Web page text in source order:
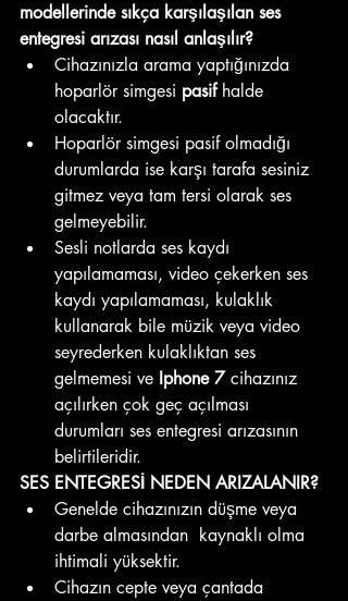
modellerinde sıkça karşılaşılan ses
entegresi arızası nasıl anlaşılır?
Cihazınızla arama yaptığınızda
hoparlör simgesi pasif halde
olacaktır.
Hoparlör simgesi pasif olmadığı
durumlarda ise karşı tarafa sesiniz
gitmez veya tam tersi olarak ses
gelmeyebilir.
Sesli notlarda ses kaydı
yapılamaması, video çekerken ses
kaydı yapılamaması, kulaklık
kullanarak bile müzik veya video
seyrederken kulaklıktan ses
gelmemesi ve Iphone 7 cihazınız
açılırken çok geç açılması
durumları ses entegresi arızasının
belirtileridir.
SES ENTEGRESİ NEDEN ARIZALANIR?
Genelde cihazınızın düşme veya
darbe almasından  kaynaklı olma
ihtimali yüksektir.
Cihazın cepte veya çantada